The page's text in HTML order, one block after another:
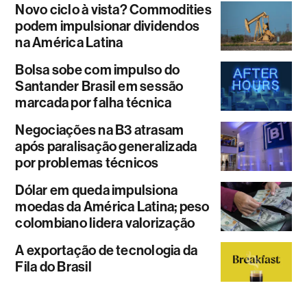
Novo ciclo à vista? Commodities
podem impulsionar dividendos
na América Latina
Bolsa sobe com impulso do
Santander Brasil em sessão
marcada por falha técnica
Negociações na B3 atrasam
após paralisação generalizada
por problemas técnicos
Dólar em queda impulsiona
moedas da América Latina; peso
colombiano lidera valorização
A exportação de tecnologia da
Fila do Brasil